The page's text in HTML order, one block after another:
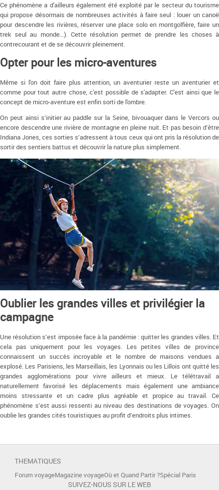
Ce phénomène a d'ailleurs également été exploité par le secteur du tourisme
qui propose désormais de nombreuses activités à faire seul : louer un canoë
pour descendre les rivières, réserver une place solo en montgolfière, faire un
trek seul au monde…). Cette résolution permet de prendre les choses à
contrecourant et de se découvrir pleinement.
Opter pour les micro-aventures
Même si l'on doit faire plus attention, un aventurier reste un aventurier et
comme pour tout autre chose, c'est possible de s'adapter. C'est ainsi que le
concept de micro-aventure est enfin sorti de l'ombre.
On peut ainsi s’initier au paddle sur la Seine, bivouaquer dans le Vercors ou
encore descendre une rivière de montagne en pleine nuit. Et pas besoin d’être
Indiana Jones, ces sorties s’adressent à tous ceux qui ont pris la résolution de
sortir des sentiers battus et découvrir la nature plus simplement.
Oublier les grandes villes et privilégier la
campagne
Une résolution s’est imposée face à la pandémie : quitter les grandes villes. Et
cela pas uniquement pour les voyages. Les petites villes de province
connaissent un succès incroyable et le nombre de maisons vendues a
explosé. Les Parisiens, les Marseillais, les Lyonnais ou les Lillois ont quitté les
grandes agglomérations pour vivre ailleurs et mieux. Le télétravail a
naturellement favorisé les déplacements mais également une ambiance
moins stressante et un cadre plus agréable et propice au travail. Ce
phénomène s’est aussi ressenti au niveau des destinations de voyages. On
oublie les grandes cités touristiques au profit d’endroits plus intimes.
THEMATIQUES
Forum voyageMagazine voyageOù et Quand Partir ?Spécial Paris
SUIVEZ-NOUS SUR LE WEB